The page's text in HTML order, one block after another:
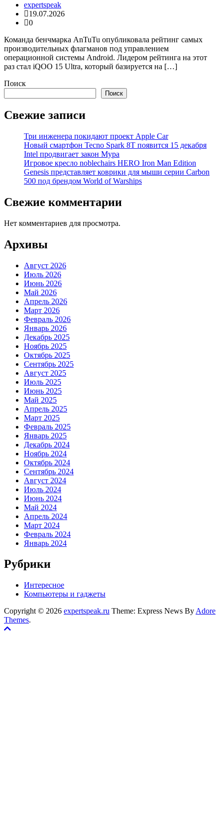
expertspeak
19.07.2026
0
Команда бенчмарка AnTuTu опубликовала рейтинг самых
производительных флагманов под управлением
операционной системы Android. Лидером рейтинга на этот
раз стал iQOO 15 Ultra, который базируется на […]
Поиск
Поиск
Свежие записи
Три инженера покидают проект Apple Car
Новый смартфон Tecno Spark 8T появится 15 декабря
Intel продвигает закон Мура
Игровое кресло noblechairs HERO Iron Man Edition
Genesis представляет коврики для мыши серии Carbon
500 под брендом World of Warships
Свежие комментарии
Нет комментариев для просмотра.
Архивы
Август 2026
Июль 2026
Июнь 2026
Май 2026
Апрель 2026
Март 2026
Февраль 2026
Январь 2026
Декабрь 2025
Ноябрь 2025
Октябрь 2025
Сентябрь 2025
Август 2025
Июль 2025
Июнь 2025
Май 2025
Апрель 2025
Март 2025
Февраль 2025
Январь 2025
Декабрь 2024
Ноябрь 2024
Октябрь 2024
Сентябрь 2024
Август 2024
Июль 2024
Июнь 2024
Май 2024
Апрель 2024
Март 2024
Февраль 2024
Январь 2024
Рубрики
Интересное
Компьютеры и гаджеты
Copyright © 2026 expertspeak.ru Theme: Express News By Adore
Themes.